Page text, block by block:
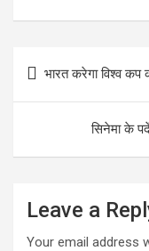
o
o
navigation
भारत करेगा विश्व कप
सिनेमा के
Leave a
Your email address